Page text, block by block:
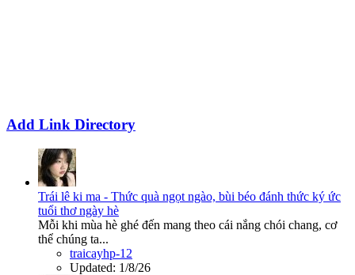
Add Link Directory
Trái lê ki ma - Thức quà ngọt ngào, bùi béo đánh thức ký ức
tuổi thơ ngày hè
Mỗi khi mùa hè ghé đến mang theo cái nắng chói chang, cơ
thể chúng ta...
traicayhp-12
Updated: 1/8/26